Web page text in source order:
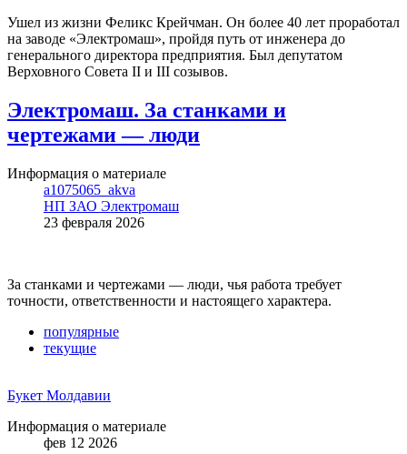
Ушел из жизни Феликс Крейчман. Он более 40 лет проработал
на заводе «Электромаш», пройдя путь от инженера до
генерального директора предприятия. Был депутатом
Верховного Совета II и III созывов.
Электромаш. За станками и
чертежами — люди
Информация о материале
a1075065_akva
НП ЗАО Электромаш
23 февраля 2026
За станками и чертежами — люди, чья работа требует
точности, ответственности и настоящего характера.
популярные
текущие
Букет Молдавии
Информация о материале
фев 12 2026